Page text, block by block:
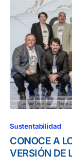
Sustentabilidad
CONOCE A
VERSIÓN DE